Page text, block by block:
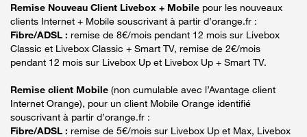
Remise Nouveau Client Livebox + Mobile pour les nouveaux
clients Internet + Mobile souscrivant à partir d’orange.fr :
Fibre/ADSL : remise de 8€/mois pendant 12 mois sur Livebox
Classic et Livebox Classic + Smart TV, remise de 2€/mois
pendant 12 mois sur Livebox Up et Livebox Up + Smart TV.
Remise client Mobile (non cumulable avec l’Avantage client
Internet Orange), pour un client Mobile Orange identifié
souscrivant à partir d’orange.fr :
Fibre/ADSL : remise de 5€/mois sur Livebox Up et Max, Livebox